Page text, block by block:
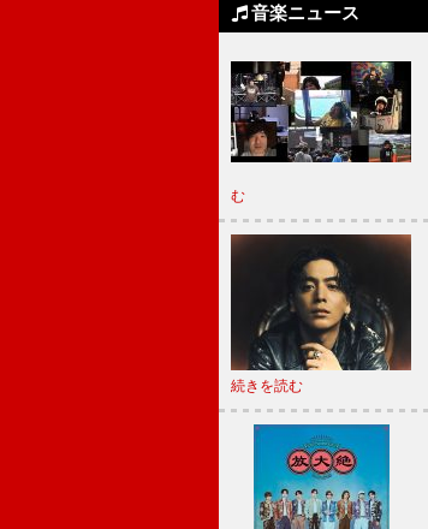
音楽ニュース
む
続きを読む